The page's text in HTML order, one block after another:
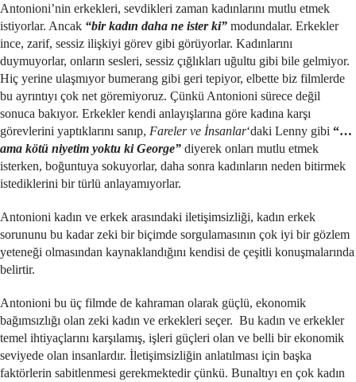
Antonioni’nin erkekleri, sevdikleri zaman kadınlarını mutlu etmek
istiyorlar. Ancak “bir kadın daha ne ister ki” modundalar. Erkekler
ince, zarif, sessiz ilişkiyi görev gibi görüyorlar. Kadınlarını
duymuyorlar, onların sesleri, sessiz çığlıkları uğultu gibi bile gelmiyor.
Hiç yerine ulaşmıyor bumerang gibi geri tepiyor, elbette biz filmlerde
bu ayrıntıyı çok net göremiyoruz. Çünkü Antonioni sürece değil
sonuca bakıyor. Erkekler kendi anlayışlarına göre kadına karşı
görevlerini yaptıklarını sanıp, Fareler ve İnsanlar‘daki Lenny gibi “…
ama kötü niyetim yoktu ki George” diyerek onları mutlu etmek
isterken, boğuntuya sokuyorlar, daha sonra kadınların neden bitirmek
istediklerini bir türlü anlayamıyorlar.
Antonioni kadın ve erkek arasındaki iletişimsizliği, kadın erkek
sorununu bu kadar zeki bir biçimde sorgulamasının çok iyi bir gözlem
yeteneği olmasından kaynaklandığını kendisi de çeşitli konuşmalarında
belirtir.
Antonioni bu üç filmde de kahraman olarak güçlü, ekonomik
bağımsızlığı olan zeki kadın ve erkekleri seçer. Bu kadın ve erkekler
temel ihtiyaçlarını karşılamış, işleri güçleri olan ve belli bir ekonomik
seviyede olan insanlardır. İletişimsizliğin anlatılması için başka
faktörlerin sabitlenmesi gerekmektedir çünkü. Bunaltıyı en çok kadın